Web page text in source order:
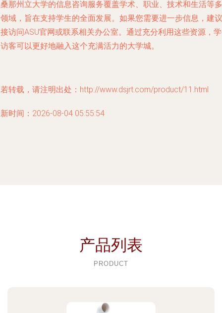
那州立大学的信息咨询服务覆盖学术、职业、技术和生活等多
域，旨在支持学生的全面发展。如果您需要进一步信息，建议
访问ASU官网或联系相关办公室。通过充分利用这些资源，
客可以更好地融入这个充满活力的大学城。
转载，请注明出处：http://www.dsjrt.com/product/11.html
时间：2026-08-04 05:55:54
产品列表
PRODUCT